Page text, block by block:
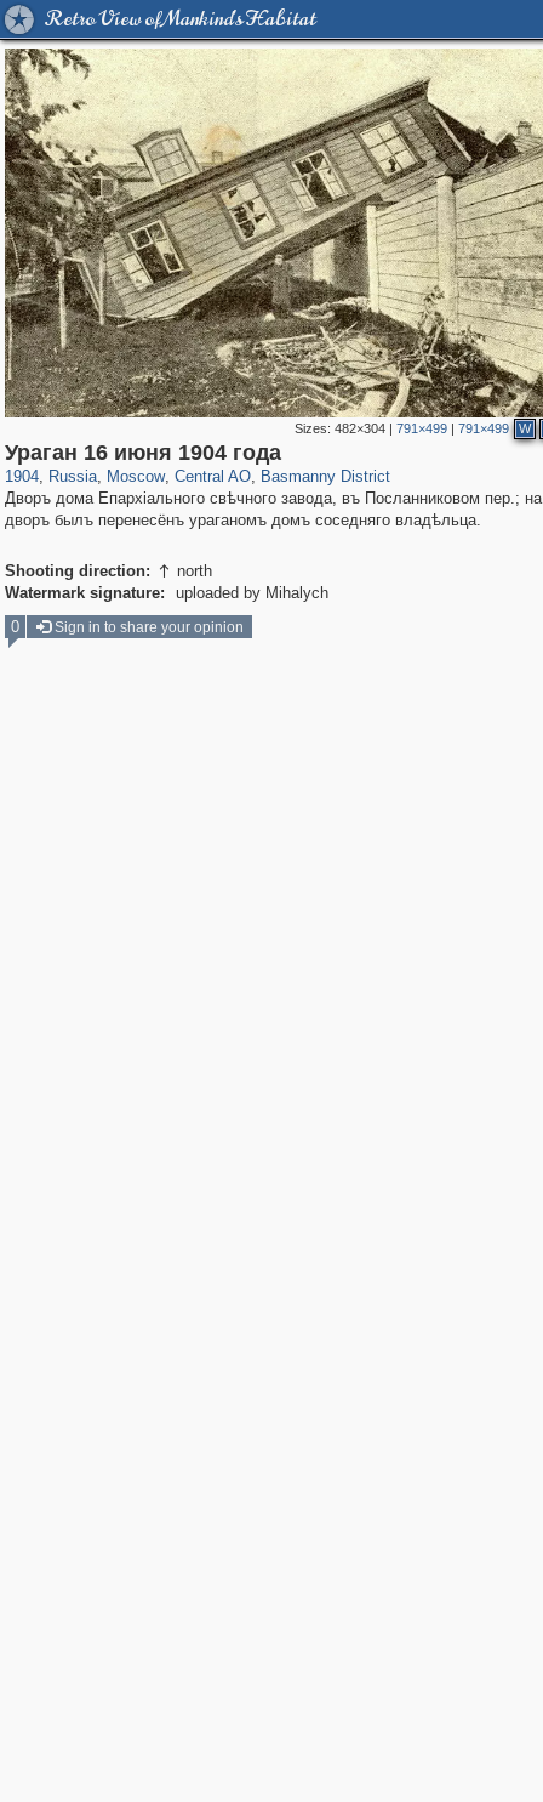
Retro View of Mankind's Habitat
Sizes: 482×304| 791×499| 791×499 W
Ураган 16 июня 1904 года
1904, Russia
1,406,257 29,243
, Moscow
319,779 8,286
, Central AO
159,978 5,916
, Basmanny District
13,198
Дворъ дома Епархiального свѣчного завода, въ Посланниковом пер.; на
дворъ былъ перенесёнъ ураганомъ домъ соседняго владѣльца.
Shooting direction:  north
Watermark signature:
uploaded by Mihalych
0
Sign in to share your opinion